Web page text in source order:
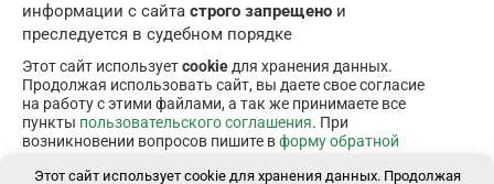
информации с сайта строго запрещено и
преследуется в судебном порядке
Этот сайт используетcookieдля хранения данных.
Продолжая использовать сайт, вы даете свое согласие
на работу с этими файлами, а так же принимаете все
пункты пользовательского соглашения. При
возникновении вопросов пишите вформу обратной
Этот сайт использует cookie для хранения данных. Продолжая